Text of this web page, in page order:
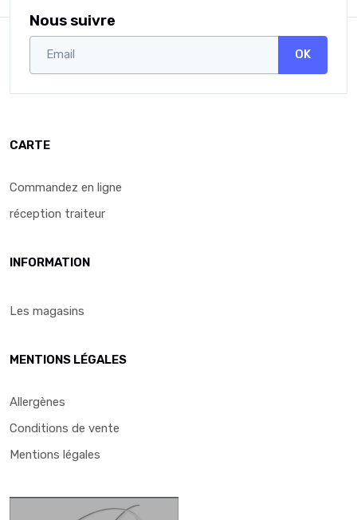
Nous suivre
OK
CARTE
Commandez en ligne
réception traiteur
INFORMATION
Les magasins
MENTIONS LÉGALES
Allergènes
Conditions de vente
Mentions légales